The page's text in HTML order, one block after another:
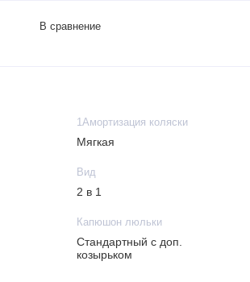
В сравнение
1Амортизация коляски
Мягкая
Вид
2 в 1
Капюшон люльки
Стандартный с доп.
козырьком